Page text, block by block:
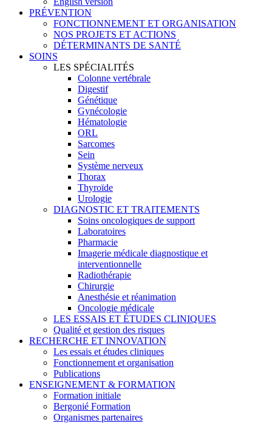
PRÉVENTION
FONCTIONNEMENT ET ORGANISATION
NOS PROJETS ET ACTIONS
DÉTERMINANTS DE SANTÉ
SOINS
LES SPÉCIALITÉS
Colonne vertébrale
Digestif
Génétique
Gynécologie
Hématologie
ORL
Sarcomes
Sein
Système nerveux
Thorax
Thyroïde
Urologie
DIAGNOSTIC ET TRAITEMENTS
Soins oncologiques de support
Laboratoires
Pharmacie
Imagerie médicale diagnostique et
interventionnelle
Radiothérapie
Chirurgie
Anesthésie et réanimation
Oncologie médicale
LES ESSAIS ET ÉTUDES CLINIQUES
Qualité et gestion des risques
RECHERCHE ET INNOVATION
Les essais et études cliniques
Fonctionnement et organisation
Publications
ENSEIGNEMENT & FORMATION
Formation initiale
Bergonié Formation
Organismes partenaires